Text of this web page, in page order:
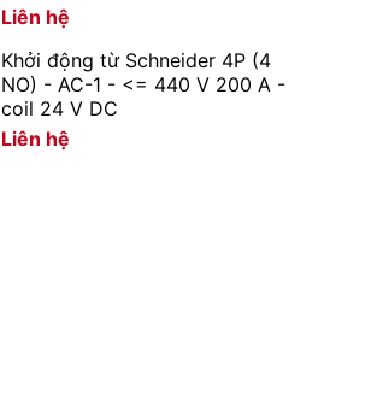
Liên hệ
Khởi động từ Schneider 4P (4
NO) - AC-1 - <= 440 V 200 A -
coil 24 V DC
Liên hệ